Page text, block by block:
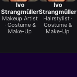
Ivo
Strangmüller
Makeup Artist
· Costume &
Make-Up
Ivo
Strangmüller
Hairstylist ·
Costume &
Make-Up